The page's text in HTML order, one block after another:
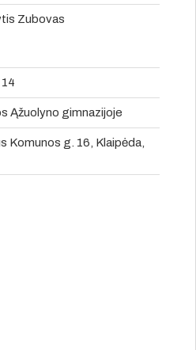
Zubovas
Ąžuolyno gimnazijoje
Komunos g. 16, Klaipėda,